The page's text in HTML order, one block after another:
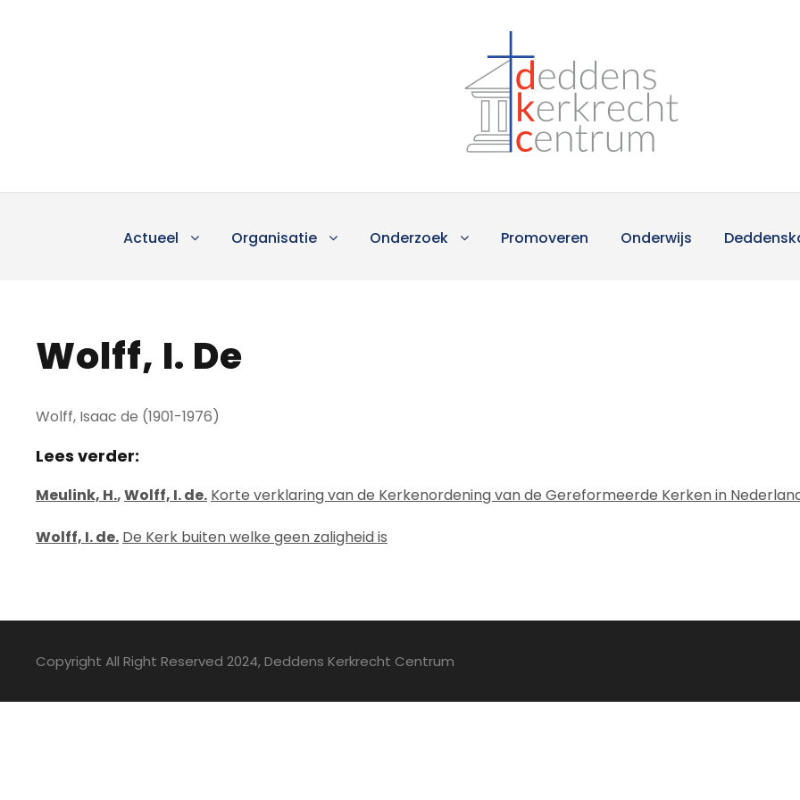
Actueel Organisatie Onderzoek Promoveren Onderwijs
Wolff, I. De
Wolff, Isaac de (1901-1976)
Lees verder:
Meulink, H.,Wolff, I. de. Korte verklaring van de Kerkenordening van de Gereformeerde Kerken in
Wolff, I. de. De Kerk buiten welke geen zaligheid is
Copyright All Right Reserved 2024, Deddens Kerkrecht Centrum